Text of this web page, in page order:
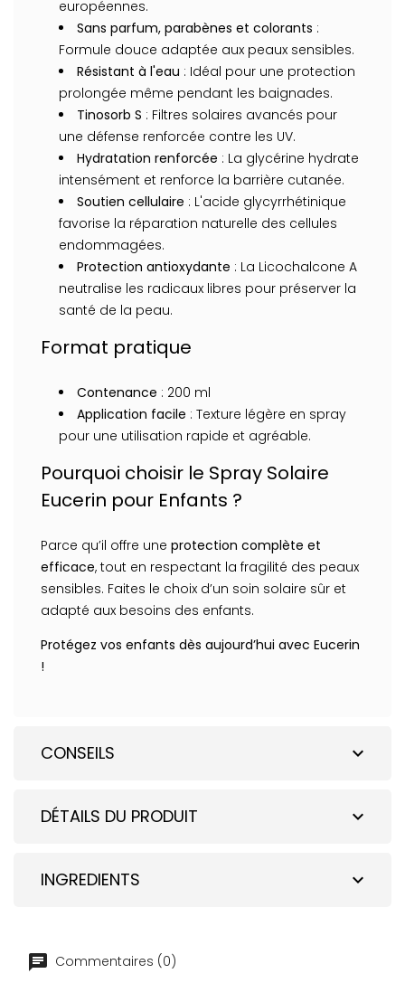
européennes.
Sans parfum, parabènes et colorants :
Formule douce adaptée aux peaux sensibles.
Résistant à l'eau : Idéal pour une protection
prolongée même pendant les baignades.
Tinosorb S : Filtres solaires avancés pour
une défense renforcée contre les UV.
Hydratation renforcée : La glycérine hydrate
intensément et renforce la barrière cutanée.
Soutien cellulaire : L'acide glycyrrhétinique
favorise la réparation naturelle des cellules
endommagées.
Protection antioxydante : La Licochalcone A
neutralise les radicaux libres pour préserver la
santé de la peau.
Format pratique
Contenance : 200 ml
Application facile : Texture légère en spray
pour une utilisation rapide et agréable.
Pourquoi choisir le Spray Solaire
Eucerin pour Enfants ?
Parce qu’il offre une protection complète et
efficace, tout en respectant la fragilité des peaux
sensibles. Faites le choix d’un soin solaire sûr et
adapté aux besoins des enfants.
Protégez vos enfants dès aujourd’hui avec Eucerin
!
expand_more
CONSEILS
expand_more
DÉTAILS DU PRODUIT
expand_more
INGREDIENTS
Commentaires (0)